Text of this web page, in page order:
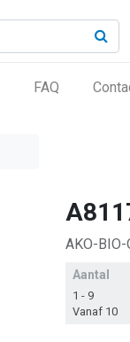
FAQ
AKO-BIO-
Aantal
1 - 9
Vanaf 10